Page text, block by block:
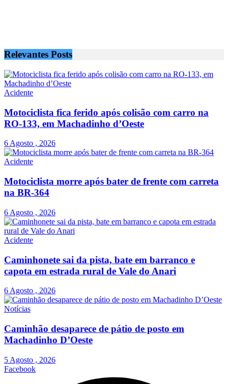
Relevantes Posts
Acidente
Motociclista fica ferido após colisão com carro na
RO-133, em Machadinho d’Oeste
6 Agosto , 2026
Acidente
Motociclista morre após bater de frente com carreta
na BR-364
6 Agosto , 2026
Acidente
Caminhonete sai da pista, bate em barranco e
capota em estrada rural de Vale do Anari
6 Agosto , 2026
Notícias
Caminhão desaparece de pátio de posto em
Machadinho D’Oeste
5 Agosto , 2026
Facebook